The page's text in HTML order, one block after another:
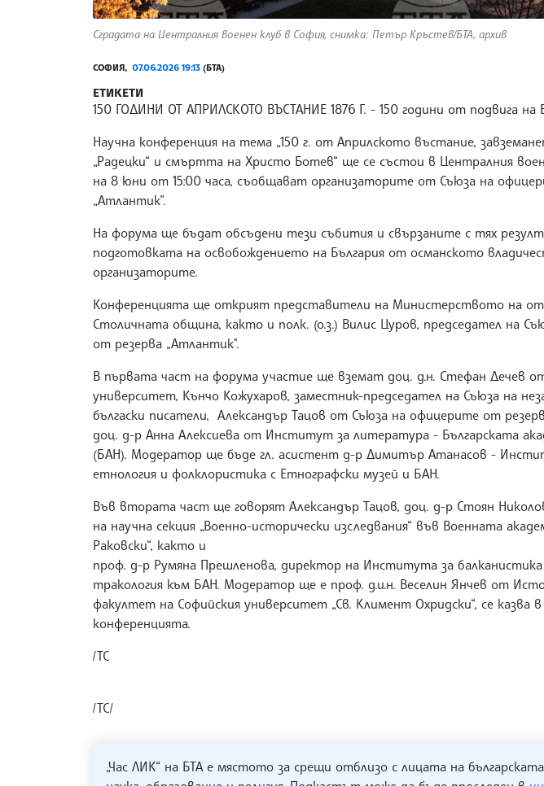
Сградата на Централния военен клуб в София, снимка: Петър Кръстев/БТА, архив
СОФИЯ, 07.06.2026 19:13 (БТА)
ЕТИКЕТИ
150 ГОДИНИ ОТ АПРИЛСКОТО ВЪСТАНИЕ 1876 Г.
150 години от подвига на
Научна конференция на тема „150 г. от Априлското въстание,
„Радецки“ и смъртта на Христо Ботев“ ще се състои в Централния
на 8 юни от 15:00 часа, съобщават организаторите от Съюза на
„Атлантик”.
На форума ще бъдат обсъдени тези събития и свързаните с тях
подготовката на освобождението на България от османското
организаторите.
Конференцията ще открият представители на Министерството на
Столичната община, както и полк. (о.з.) Вилис Цуров, председател на
от резерва „Атлантик".
В първата част на форума участие ще вземат доц. д.н. Стефан Дечев
университет, Кънчо Кожухаров, заместник-председател на Съюза на
бългаски писатели, Александър Тацов от Съюза на офицерите от
доц. д-р Анна Алексиева от Институт за литература - Българската
(БАН). Модератор ще бъде гл. асистент д-р Димитър Атанасов -
етнология и фолклористика с Етнографски музей и БАН.
Във втората част ще говорят Александър Тацов, доц. д-р Стоян
на научна секция „Военно-исторически изследвания“ във Военната
Раковски“, както и
проф. д-р Румяна Прешленова, директор на Института за
тракология към БАН. Модератор ще е проф. д.и.н. Веселин Янчев от
факултет на Софийския университет „Св. Климент Охридски“, се казва
конференцията.
/ТС
/ТС/
„Час ЛИК“ на БТА е мястото за срещи отблизо с лицата на